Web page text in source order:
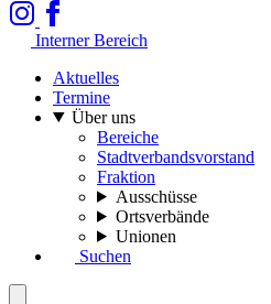
Interner Bereich
Aktuelles
Termine
Über uns
Bereiche
Stadtverbandsvorstand
Fraktion
Ausschüsse
Ortsverbände
Unionen
Suchen